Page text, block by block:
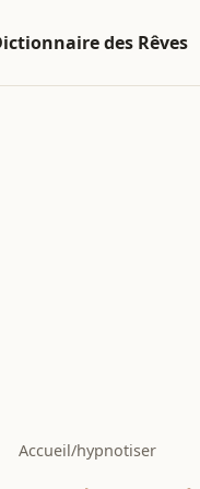
des Rêves
Accueil/hypnotiser